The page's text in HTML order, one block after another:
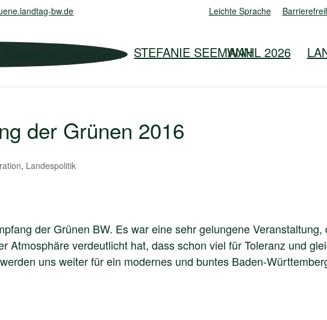
bw.de Leichte Sprache
STEFANIE SEEMANNWAHL 2026
der Grünen 2016
, Landespolitik
der Grünen BW. Es war eine sehr gelungene
Atmosphäre verdeutlicht hat, dass schon viel für Toleranz und
uns weiter für ein modernes und buntes Baden-